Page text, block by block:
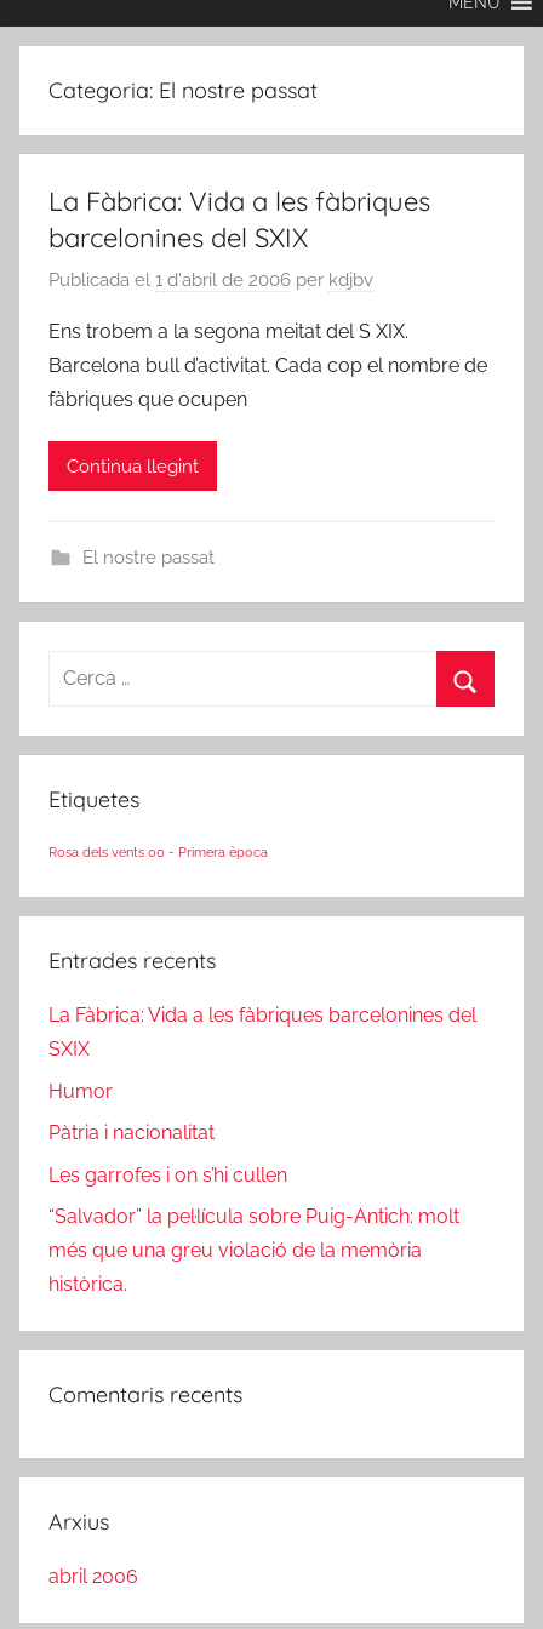
Categoria: El nostre passat
La Fàbrica: Vida a les fàbriques
barcelonines del SXIX
Publicada el 1 d'abril de 2006 per kdjbv
Ens trobem a la segona meitat del S XIX.
Barcelona bull d’activitat. Cada cop el nombre de
fàbriques que ocupen
Continua llegint
El nostre passat
Cerca:
Etiquetes
Rosa dels vents 00 - Primera època
Entrades recents
La Fàbrica: Vida a les fàbriques barcelonines del
SXIX
Humor
Pàtria i nacionalitat
Les garrofes i on s’hi cullen
“Salvador” la pel·lícula sobre Puig-Antich: molt
més que una greu violació de la memòria
històrica.
Comentaris recents
Arxius
abril 2006